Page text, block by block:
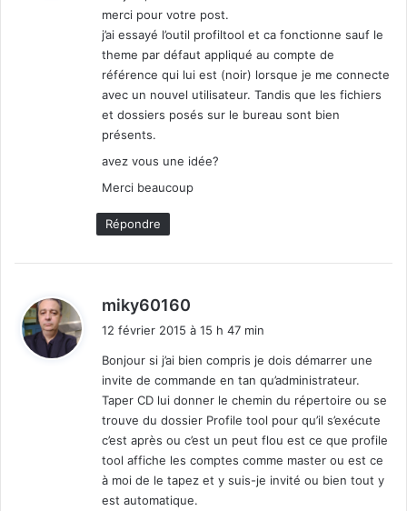
merci pour votre post.
j’ai essayé l’outil profiltool et ca fonctionne sauf le
theme par défaut appliqué au compte de
référence qui lui est (noir) lorsque je me connecte
avec un nouvel utilisateur. Tandis que les fichiers
et dossiers posés sur le bureau sont bien
présents.
avez vous une idée?
Merci beaucoup
Répondre
miky60160
i
:
12 février 2015 à 15 h 47 min
Bonjour si j’ai bien compris je dois démarrer une
invite de commande en tan qu’administrateur.
Taper CD lui donner le chemin du répertoire ou se
trouve du dossier Profile tool pour qu’il s’exécute
c’est après ou c’est un peut flou est ce que profile
tool affiche les comptes comme master ou est ce
à moi de le tapez et y suis-je invité ou bien tout y
est automatique.